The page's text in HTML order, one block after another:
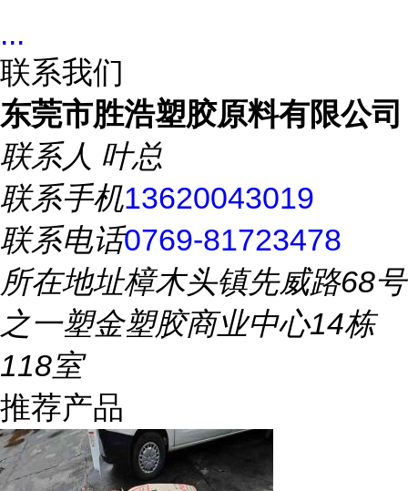
...
联系我们
东莞市胜浩塑胶原料有限公司
联系人 叶总
联系手机13620043019
联系电话0769-81723478
所在地址樟木头镇先威路68号
之一塑金塑胶商业中心14栋
118室
推荐产品